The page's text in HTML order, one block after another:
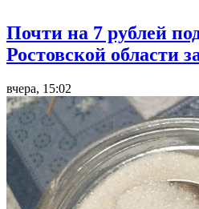
Почти на 7 рублей
Ростовской области
вчера, 15:02